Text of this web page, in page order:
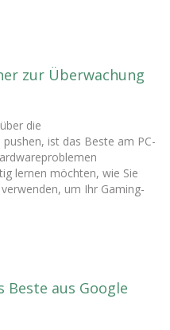
zur Überwachung
die
ist das Beste am PC-
lernen möchten, wie Sie
um Ihr Gaming-
Beste aus Google